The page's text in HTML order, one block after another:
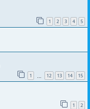
1 2 3 4 5
1 12 13 14 15
1 2